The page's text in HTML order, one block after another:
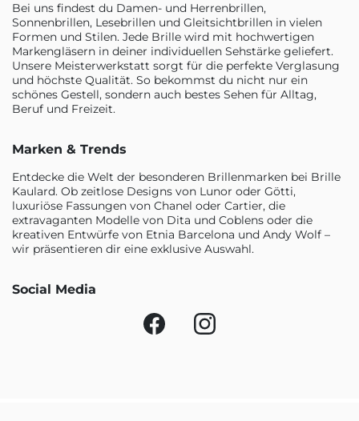
Bei uns findest du Damen- und Herrenbrillen,
Sonnenbrillen, Lesebrillen und Gleitsichtbrillen in vielen
Formen und Stilen. Jede Brille wird mit hochwertigen
Markengläsern in deiner individuellen Sehstärke geliefert.
Unsere Meisterwerkstatt sorgt für die perfekte Verglasung
und höchste Qualität. So bekommst du nicht nur ein
schönes Gestell, sondern auch bestes Sehen für Alltag,
Beruf und Freizeit.
Marken & Trends
Entdecke die Welt der besonderen Brillenmarken bei Brille
Kaulard. Ob zeitlose Designs von Lunor oder Götti,
luxuriöse Fassungen von Chanel oder Cartier, die
extravaganten Modelle von Dita und Coblens oder die
kreativen Entwürfe von Etnia Barcelona und Andy Wolf –
wir präsentieren dir eine exklusive Auswahl.
Social Media